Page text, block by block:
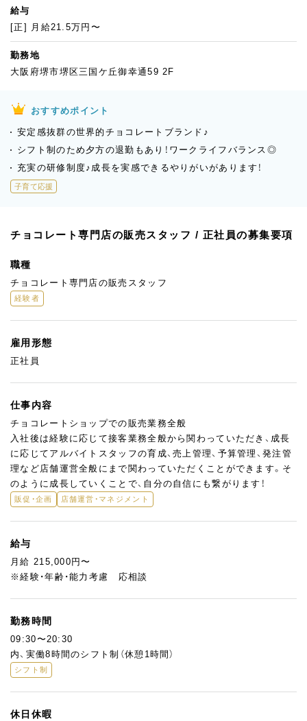
給与
[正] 月給21.5万円〜
勤務地
大阪府堺市堺区三国ケ丘御幸通59 2F
おすすめポイント
安定感抜群の世界的チョコレートブランド♪
シフト制のため夕方の退勤もあり！ワークライフバランス◎
充実の研修制度♪成長を実感できるやりがいがあります！
子育て応援
チョコレート専門店の販売スタッフ / 正社員の募集要項
職種
チョコレート専門店の販売スタッフ
経験者
雇用形態
正社員
仕事内容
チョコレートショップでの販売業務全般
入社後は経験に応じて接客業務全般から関わっていただき、成長
に応じてアルバイトスタッフの育成、売上管理、予算管理、発注管
理など店舗運営全般にまで関わっていただくことができます。そ
のように成長していくことで、自分の自信にも繋がります！
販促・企画 店舗運営・マネジメント
給与
月給 215,000円〜
※経験・年齢・能力考慮 応相談
勤務時間
09:30〜20:30
内、実働8時間のシフト制（休憩1時間）
シフト制
休日休暇